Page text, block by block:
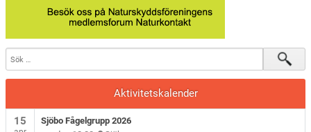
Aktivitetskalender
15
Sjöbo Fågelgrupp 2026